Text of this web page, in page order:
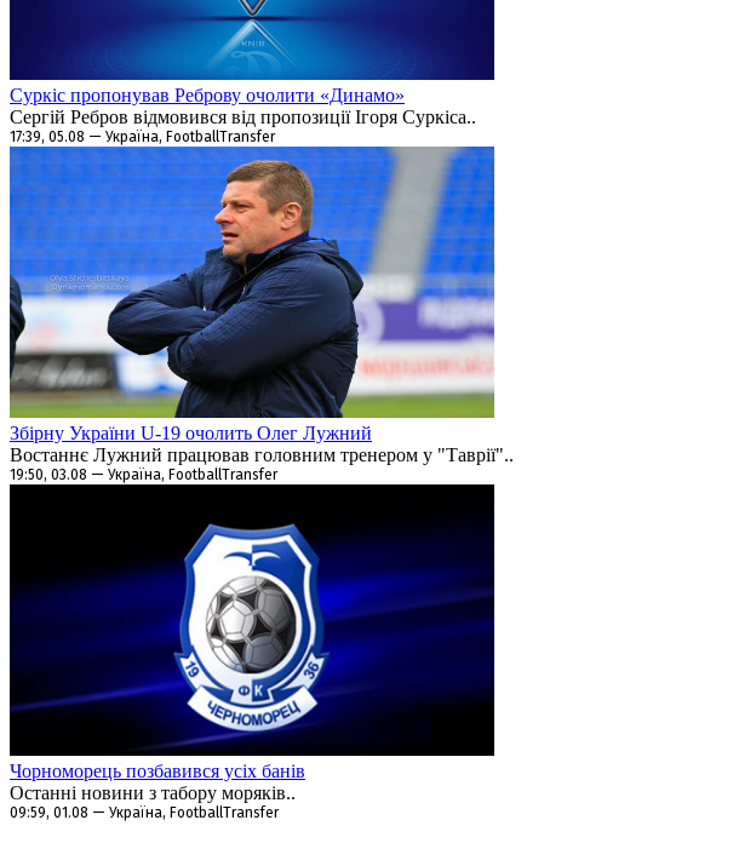
Суркіс пропонував Реброву очолити «Динамо»
Сергій Ребров відмовився від пропозиції Ігоря Суркіса..
17:39, 05.08 — Україна, FootballTransfer
Збірну України U-19 очолить Олег Лужний
Востаннє Лужний працював головним тренером у "Таврії"..
19:50, 03.08 — Україна, FootballTransfer
Чорноморець позбавився усіх банів
Останні новини з табору моряків..
09:59, 01.08 — Україна, FootballTransfer